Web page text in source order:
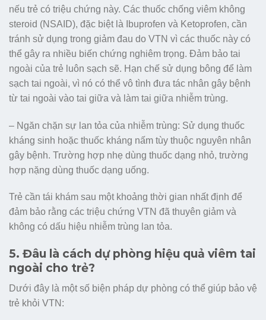
nếu trẻ có triệu chứng này. Các thuốc chống viêm không
steroid (NSAID), đặc biệt là Ibuprofen và Ketoprofen, cần
tránh sử dụng trong giảm đau do VTN vì các thuốc này có
thể gây ra nhiều biến chứng nghiêm trọng. Đảm bảo tai
ngoài của trẻ luôn sạch sẽ. Hạn chế sử dụng bông để làm
sạch tai ngoài, vì nó có thể vô tình đưa tác nhân gây bệnh
từ tai ngoài vào tai giữa và làm tai giữa nhiễm trùng.
– Ngăn chặn sự lan tỏa của nhiễm trùng: Sử dụng thuốc
kháng sinh hoặc thuốc kháng nấm tùy thuộc nguyên nhân
gây bệnh. Trường hợp nhẹ dùng thuốc dạng nhỏ, trường
hợp nặng dùng thuốc dạng uống.
Trẻ cần tái khám sau một khoảng thời gian nhất định để
đảm bảo rằng các triệu chứng VTN đã thuyên giảm và
không có dấu hiệu nhiễm trùng lan tỏa.
5. Đâu là cách dự phòng hiệu quả viêm tai
ngoài cho trẻ?
Dưới đây là một số biện pháp dự phòng có thể giúp bảo vệ
trẻ khỏi VTN: